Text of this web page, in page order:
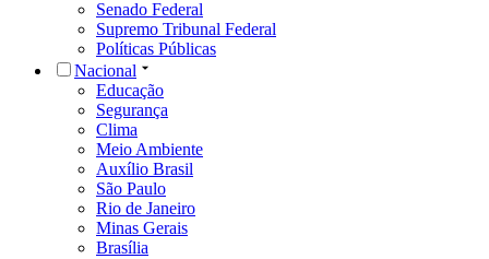
Senado Federal
Supremo Tribunal Federal
Políticas Públicas
Nacional
Educação
Segurança
Clima
Meio Ambiente
Auxílio Brasil
São Paulo
Rio de Janeiro
Minas Gerais
Brasília